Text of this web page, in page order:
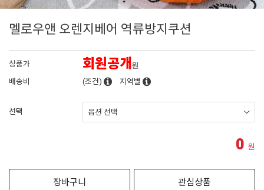
멜로우앤 오렌지베어 역류방지쿠션
상품가 회원공개원
배송비
(조건) 지역별
선택
0 원
장바구니 관심상품